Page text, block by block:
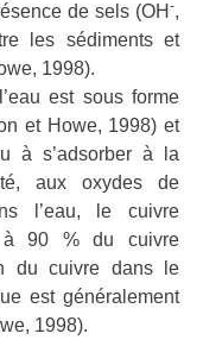
de sels (OH‑,
les sédiments et
1998).
est sous forme
et Howe, 1998) et
à s’adsorber à la
aux oxydes de
l’eau, le cuivre
à 90 % du cuivre
du cuivre dans le
est généralement
1998).